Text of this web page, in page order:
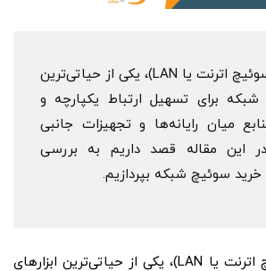
سوئیچ شبکه (سوئیچ اترنت یا LAN)، یکی از حیاتی‌ترین
شبکه برای تسهیل ارتباط یکپارچه و
میان رایانه‌ها و تجهیزات جانبی
این مقاله قصد داریم به بررسی
خرید سوئیچ شبکه بپردازیم.
سوئیچ شبکه (سوئیچ اترنت یا LAN)، یکی از حیاتی‌ترین ابزارهای